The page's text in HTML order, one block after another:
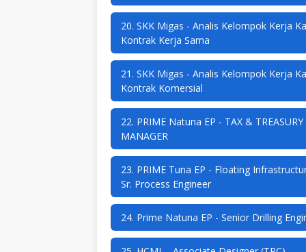
20. SKK Migas - Analis Kelompok Kerja
Kontrak Kerja Sama
21. SKK Migas - Analis Kelompok Kerja
Kontrak Komersial
22. PRIME Natuna EP - TAX & TREASURY
MANAGER
23. PRIME Tuna EP - Floating
Sr. Process Engineer
24. Prime Natuna EP - Senior Drilling